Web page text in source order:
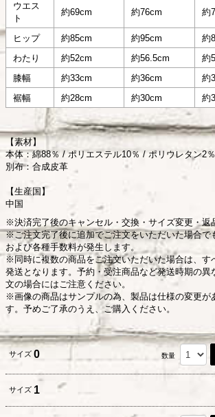
ウエス
ト
約69cm 約76cm 約
ヒップ 約85cm 約95cm 約
わたり
約52cm 約56.5cm 約
膝幅
約33cm 約36cm 約
裾幅
約28cm 約30cm 約
【素材】
本体：綿88％ / ポリエステル10％ / ポリウレタン2％
別布：合成皮革
【生産国】
中国
※決済完了後のキャンセル・交換・サイズ変更・返
※ご注文完了後に追加でご注文をいただいた場合で
および各種手数料が発生します。
※同時に複数の商品をご注文いただいた場合は、す
発送となります。予約・受注商品など発送時期の異
文の場合にはご注意ください。
※画像の商品はサンプルの為、製品は仕様の変更が
す。予めご了承のうえ、ご購入ください。
サイズ 0 数量
サイズ 1